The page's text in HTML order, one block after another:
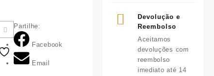
Partilhe:
Facebook
Email
Devolução e
Reembolso
Aceitamos
devoluções com
reembolso
imediato até 14